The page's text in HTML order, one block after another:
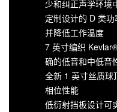
少和纠正声学环境
定制设计的 D 类
并降低工作温度
7 英寸编织
确的低音和中低音
全新 1 英寸丝质球
相位性能
低衍射挡板设计可